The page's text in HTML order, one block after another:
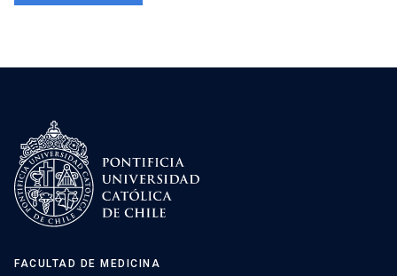
FACULTAD DE MEDICINA